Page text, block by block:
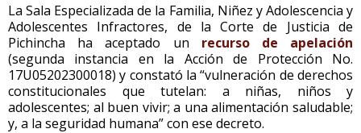
La Sala Especializada de la Familia, Niñez y Adolescencia y
Adolescentes Infractores, de la Corte de Justicia de
Pichincha ha aceptado un recurso de apelación
(segunda instancia en la Acción de Protección No.
17U05202300018) y constató la “vulneración de derechos
constitucionales que tutelan: a niñas, niños y
adolescentes; al buen vivir; a una alimentación saludable;
y, a la seguridad humana” con ese decreto.